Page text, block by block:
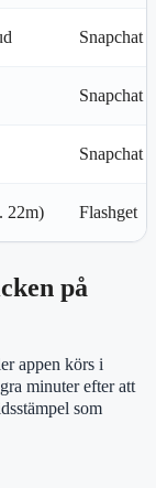
Snapchat
Snapchat
Snapchat
22m) Flashget
på
appen körs i
minuter efter att
som